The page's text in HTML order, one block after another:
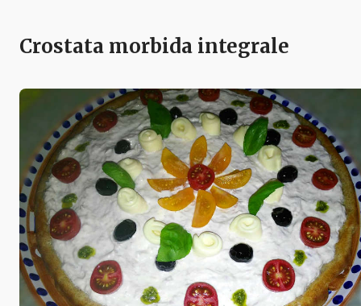
Crostata morbida integrale